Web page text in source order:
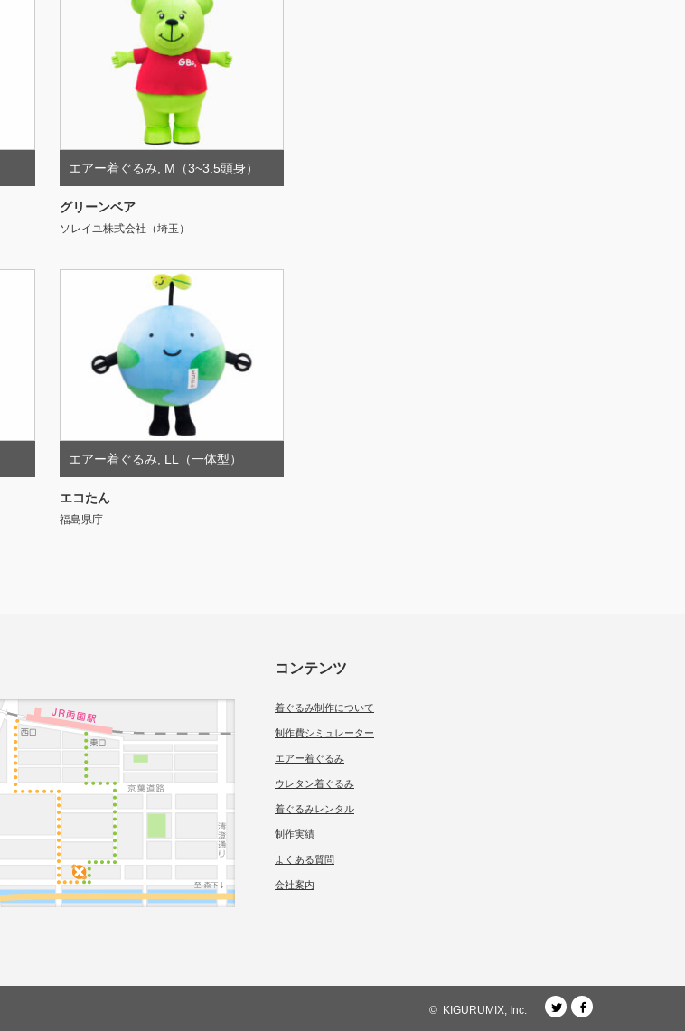
エアー着ぐるみ M（3~3.5頭身）
グリーンベア
ソレイユ株式会社（埼玉）
エアー着ぐるみ LL（一体型）
エコたん
福島県庁
コンテンツ
着ぐるみ制作について
制作費シミュレーター
エアー着ぐるみ
ウレタン着ぐるみ
着ぐるみレンタル
制作実績
よくある質問
会社案内
© KIGURUMIX, Inc.